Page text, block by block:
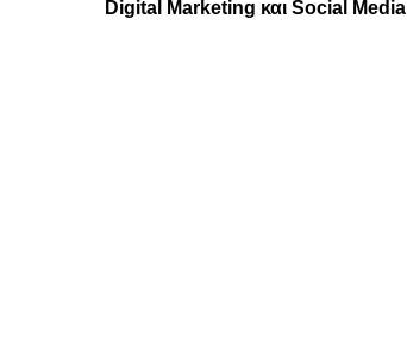
Digital Marketing και Social Media